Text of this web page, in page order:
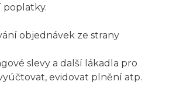
poplatky.
objednávek ze strany
slevy a další lákadla pro
evidovat plnění atp.